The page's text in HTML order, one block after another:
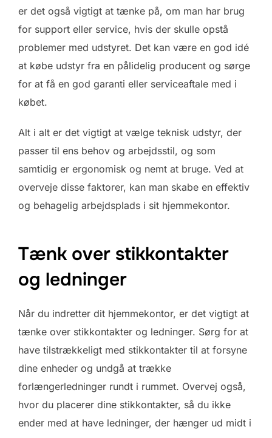
er det også vigtigt at tænke på, om man har brug
for support eller service, hvis der skulle opstå
problemer med udstyret. Det kan være en god idé
at købe udstyr fra en pålidelig producent og sørge
for at få en god garanti eller serviceaftale med i
købet.
Alt i alt er det vigtigt at vælge teknisk udstyr, der
passer til ens behov og arbejdsstil, og som
samtidig er ergonomisk og nemt at bruge. Ved at
overveje disse faktorer, kan man skabe en effektiv
og behagelig arbejdsplads i sit hjemmekontor.
Tænk over stikkontakter
og ledninger
Når du indretter dit hjemmekontor, er det vigtigt at
tænke over stikkontakter og ledninger. Sørg for at
have tilstrækkeligt med stikkontakter til at forsyne
dine enheder og undgå at trække
forlængerledninger rundt i rummet. Overvej også,
hvor du placerer dine stikkontakter, så du ikke
ender med at have ledninger, der hænger ud midt i